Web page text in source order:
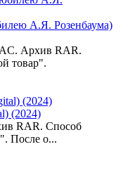
А.Я. Розенбаума)
Архив RAR.
товар".
(2024)
RAR. Способ
После о...